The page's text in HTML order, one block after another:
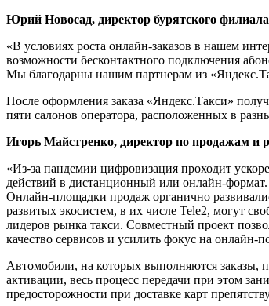
Юрий Новосад, директор бурятского филиала
«В условиях роста онлайн-заказов в нашем
возможности бесконтактного подключения
Мы благодарны нашим партнерам из
После оформления заказа «Яндекс.Такси»
пяти салонов оператора, расположенных в
Игорь Майстренко, директор по продажам и
«Из-за пандемии цифровизация проходит
действий в дистанционный или онлайн-формат.
Онлайн-площадки продаж органично
развитых экосистем, в их числе Tele2, могут
лидеров рынка такси. Совместный проект
качество сервисов и усилить фокус на онлайн-
Автомобили, на которых выполняются заказы,
активации, весь процесс передачи при этом
предосторожности при доставке карт